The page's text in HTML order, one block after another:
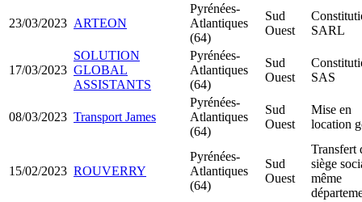
23/03/2023 ARTEON
Pyrénées-
Atlantiques
(64)
Sud
Ouest
SARL
17/03/2023
SOLUTION
GLOBAL
ASSISTANTS
Pyrénées-
Atlantiques
(64)
Sud
Ouest
SAS
08/03/2023 Transport James
Pyrénées-
Atlantiques
(64)
Sud
Ouest
Mise en
location
15/02/2023 ROUVERRY
Pyrénées-
Atlantiques
(64)
Sud
Ouest
Transfert
siège
même